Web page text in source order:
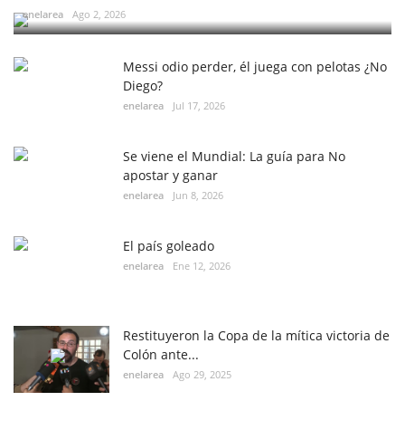
enelarea Ago 2, 2026
Messi odio perder, él juega con pelotas ¿No
Diego?
enelarea Jul 17, 2026
Se viene el Mundial: La guía para No
apostar y ganar
enelarea Jun 8, 2026
El país goleado
enelarea Ene 12, 2026
Restituyeron la Copa de la mítica victoria de
Colón ante...
enelarea Ago 29, 2025